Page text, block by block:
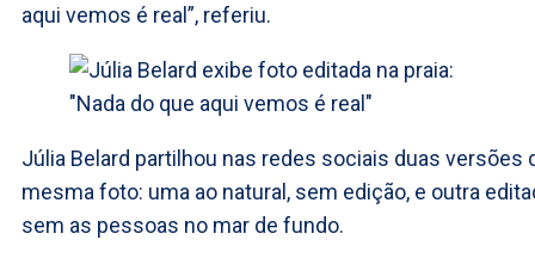
aqui vemos é real”, referiu.
Júlia Belard partilhou nas redes sociais duas versões
mesma foto: uma ao natural, sem edição, e outra
sem as pessoas no mar de fundo.